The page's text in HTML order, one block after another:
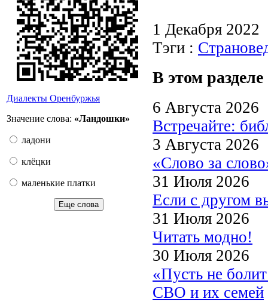
Диалекты Оренбуржья
Значение слова: «Ландошки»
ладони
клёцки
маленькие платки
Еще слова
1 Декабря
Тэги :
В этом разделе
6 Августа 2026
Встречайте:
3 Августа 2026
«Слово за
31 Июля 2026
Если с другом
31 Июля 2026
Читать модно!
30 Июля 2026
«Пусть не
СВО и их семей